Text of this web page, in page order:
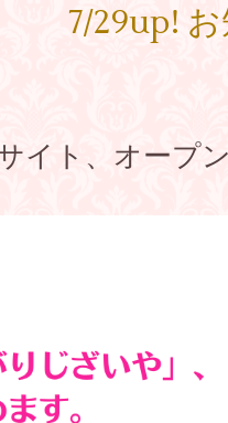
7/29up!
イト、オープン